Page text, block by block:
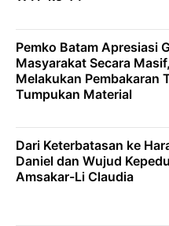
Pemko Batam Apresiasi
Masyarakat Secara
Melakukan Pembakaran
Tumpukan Material
Dari Keterbatasan ke
Daniel dan Wujud
Amsakar-Li Claudia